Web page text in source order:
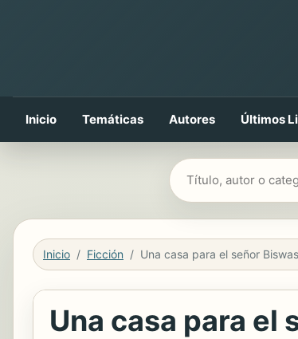
Inicio Temáticas Autores Últimos
Buscar libros
Inicio Ficción Una casa para el señor Biswas
Una casa para el